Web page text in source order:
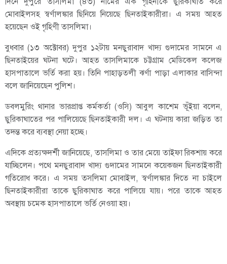
মোবাইলসহ স্বর্ণালঙ্কার ছিনিয়ে নিয়েছে ছিনতাইকারীরা। এ সময় আহত
হয়েছেন ওই গৃহিণী তাসলিমা।
বুধবার (১৩ অক্টোবর) দুপুর ১২টায় মনছুরাবাদ খাদ্য গুদামের সামনে এ
ছিনতাইয়ের ঘটনা ঘটে। আহত তাসলিমাকে চট্টগ্রাম মেডিকেল কলেজ
হাসপাতালে ভর্তি করা হয়। তিনি পাহাড়তলী ঝর্ণা পাড়া এলাকার বাসিন্দা
বলে জানিয়েছেন পুলিশ।
ডবলমুরিং থানার ভারপ্রাপ্ত কর্মকর্তা (ওসি) আবুল কাশেম ভূঁইয়া বলেন,
ছুরিকাঘাতের পর পালিয়েছে ছিনতাইকারী দল। এ ঘটনায় কারা জড়িত তা
তদন্ত করে ব্যবস্থা নেয়া হচ্ছে।
এদিকে প্রত্যক্ষদর্শী জানিয়েছে, তাসলিমা ও তার মেয়ে তাইফা রিকশায় করে
যাচ্ছিলেন। পথে মনছুরাবাদ খাদ্য গুদামের সামনে কয়েকজন ছিনতাইকারী
গতিরোধ করে। এ সময় তসলিমা মোবাইল, স্বর্ণালঙ্কার দিতে না চাইলে
ছিনতাইকারীরা তাকে ছুরিকাঘাত করে পালিয়ে যায়। পরে তাকে আহত
অবস্থায় চমেক হাসপাতালে ভর্তি নেওয়া হয়।